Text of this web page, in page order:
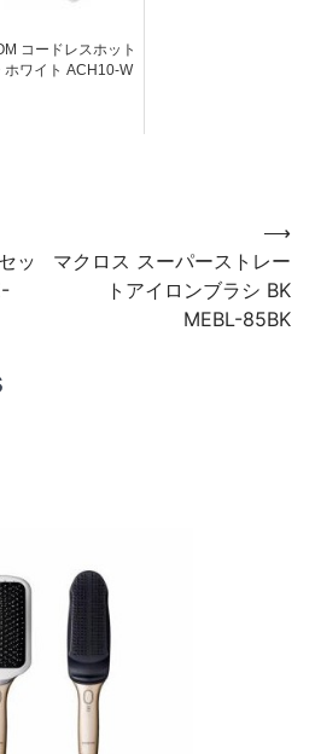
コードレスホット
ホワイト ACH10-W
ッ
マクロス スーパーストレー
トアイロンブラシ BK
MEBL-85BK
⟶